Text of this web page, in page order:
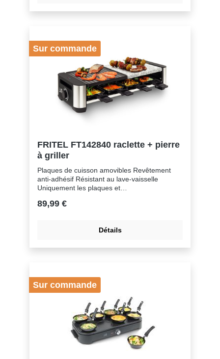
Sur commande
FRITEL FT142840 raclette + pierre
à griller
Plaques de cuisson amovibles Revêtement
anti-adhésif Résistant au lave-vaisselle
Uniquement les plaques et
de personnes 2 - 8Puissance (W)
plaque de cuisson Aluminium
89,99 €
Détails
Sur commande